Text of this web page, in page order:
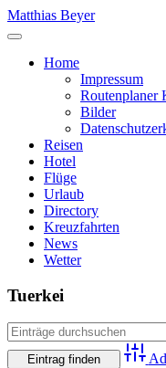
Skip
to
Matthias Beyer
Home
Impressum
Routenplaner
Bilder
Reisen
Hotel
Flüge
Urlaub
Directory
Kreuzfahrten
News
Wetter
Tuerkei